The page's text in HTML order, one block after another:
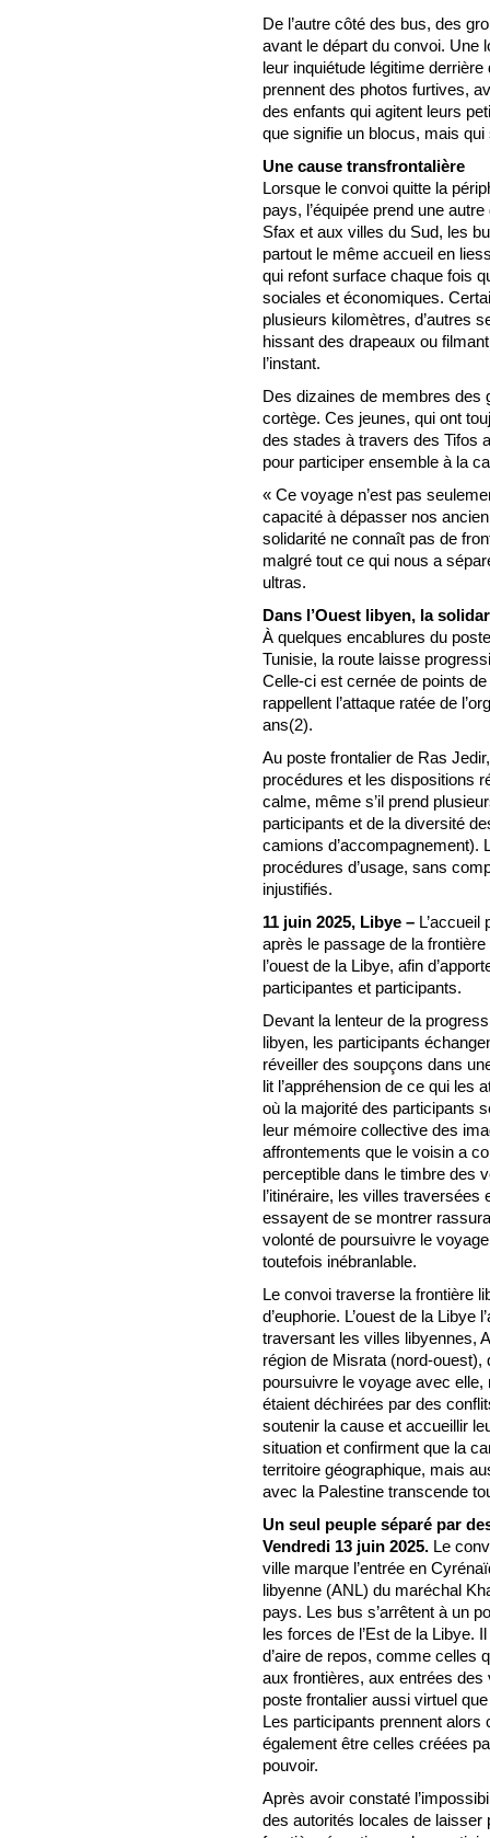
De l’autre côté des bus, des
avant le départ du convoi. Une
leur inquiétude légitime
prennent des photos furtives,
des enfants qui agitent leurs
que signifie un blocus, mais
Une cause transfrontalière
Lorsque le convoi quitte la
pays, l’équipée prend une
Sfax et aux villes du Sud, les
partout le même accueil en
qui refont surface chaque fois
sociales et économiques.
plusieurs kilomètres, d’autres
hissant des drapeaux ou
l’instant.
Des dizaines de membres des
cortège. Ces jeunes, qui ont
des stades à travers des Tifos
pour participer ensemble à la
« Ce voyage n’est pas
capacité à dépasser nos
solidarité ne connaît pas de
malgré tout ce qui nous a
ultras.
Dans l’Ouest libyen, la
À quelques encablures du
Tunisie, la route laisse
Celle-ci est cernée de points
rappellent l’attaque ratée de
ans(2).
Au poste frontalier de Ras
procédures et les dispositions
calme, même s’il prend
participants et de la diversité
camions d’accompagnement).
procédures d’usage, sans
injustifiés.
11 juin 2025, Libye – L’accueil
après le passage de la
l’ouest de la Libye, afin
participantes et participants.
Devant la lenteur de la
libyen, les participants
réveiller des soupçons dans
lit l’appréhension de ce qui les
où la majorité des participants
leur mémoire collective des
affrontements que le voisin a
perceptible dans le timbre des
l’itinéraire, les villes
essayent de se montrer
volonté de poursuivre le
toutefois inébranlable.
Le convoi traverse la frontière
d’euphorie. L’ouest de la
traversant les villes libyennes,
région de Misrata (nord-ouest),
poursuivre le voyage avec
étaient déchirées par des
soutenir la cause et accueillir
situation et confirment que la
territoire géographique, mais
avec la Palestine transcende
Un seul peuple séparé par
Vendredi 13 juin 2025. Le
ville marque l’entrée en
libyenne (ANL) du maréchal
pays. Les bus s’arrêtent à un
les forces de l’Est de la Libye.
d’aire de repos, comme celles
aux frontières, aux entrées des
poste frontalier aussi virtuel
Les participants prennent
également être celles créées
pouvoir.
Après avoir constaté
des autorités locales de laisser